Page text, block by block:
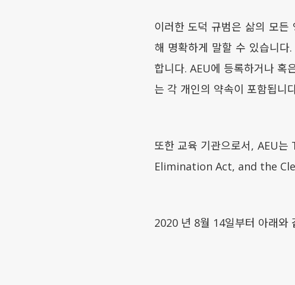
이러한 도덕 규범은 삶의 모
해 명확하게 말할 수 있습니
합니다. AEU에 등록하거나 혹
는 각 개인의 약속이 포함됩니
또한 교육 기관으로서, AEU
Elimination Act, and the
2020 년 8월 14일부터 아래와